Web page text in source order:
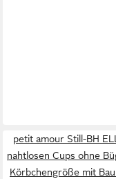
petit amour Still-BH
nahtlosen Cups ohne
Körbchengröße mit